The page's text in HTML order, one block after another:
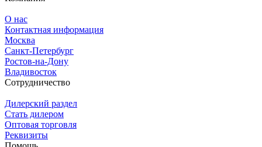
О нас
Контактная информация
Москва
Санкт-Петербург
Ростов-на-Дону
Владивосток
Сотрудничество
Дилерский раздел
Стать дилером
Оптовая торговля
Реквизиты